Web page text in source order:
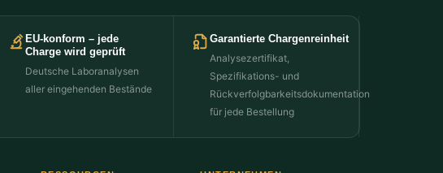
EU-konform – jede
Charge wird geprüft
Deutsche Laboranalysen
aller eingehenden Bestände
Garantierte Chargenreinheit
Analysezertifikat,
Spezifikations- und
Rückverfolgbarkeitsdokumentation
für jede Bestellung